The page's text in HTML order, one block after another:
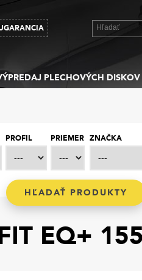
PLECHOVÝCH DISKOV
PROFIL PRIEMER ZNAČKA
EQ+